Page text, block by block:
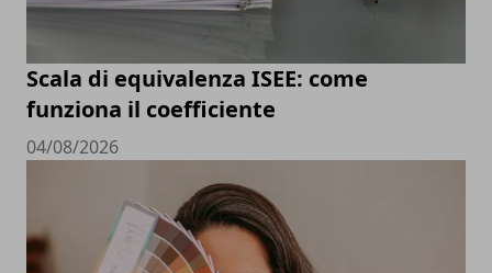
Scala di equivalenza ISEE: come
funziona il coefficiente
04/08/2026